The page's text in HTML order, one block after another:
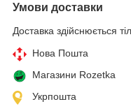
Умови доставки
Доставка здійснюється
Нова Пошта
Магазини Rozetka
Укрпошта